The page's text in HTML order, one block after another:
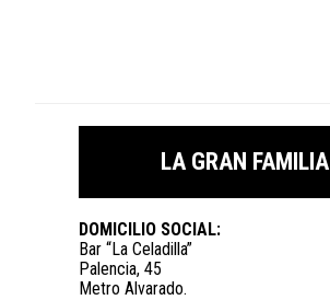
LA GRAN FAMILIA
DOMICILIO SOCIAL:
Bar “La Celadilla”
Palencia, 45
Metro Alvarado.